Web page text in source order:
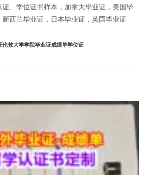
、学位证书样本，加拿大毕业证，美国毕
西兰毕业证，日本毕业证，英国毕业证
伦敦大学学院毕业证成绩单学位证